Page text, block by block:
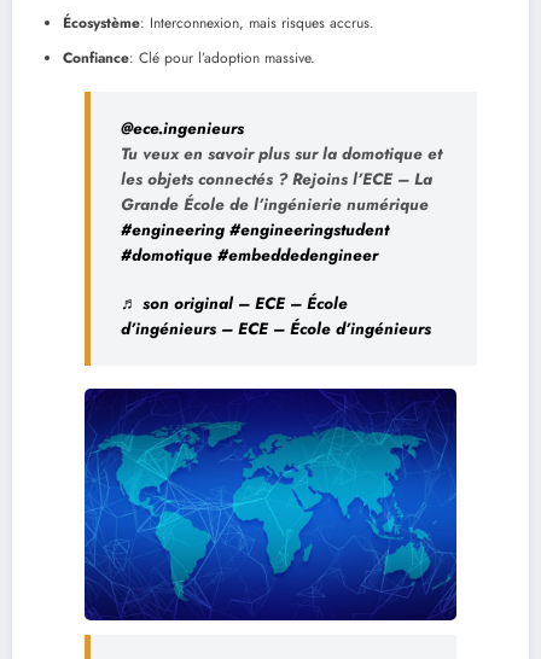
Écosystème: Interconnexion, mais risques accrus.
Confiance: Clé pour l’adoption massive.
@ece.ingenieurs
Tu veux en savoir plus sur la domotique et
les objets connectés ? Rejoins l’ECE – La
Grande École de l’ingénierie numérique
#engineering #engineeringstudent
#domotique #embeddedengineer
♬ son original – ECE – École
d’ingénieurs – ECE – École d’ingénieurs